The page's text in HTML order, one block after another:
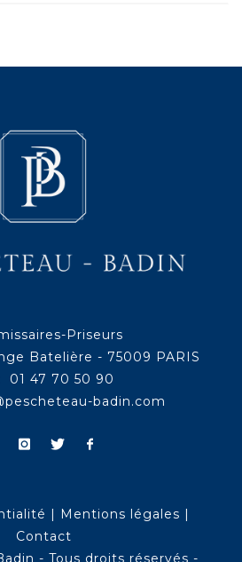
Priseurs
Batelière - 75009 PARIS
01 47 70 50 90
badin.com
| Mentions légales |
Contact
- Tous droits réservés -